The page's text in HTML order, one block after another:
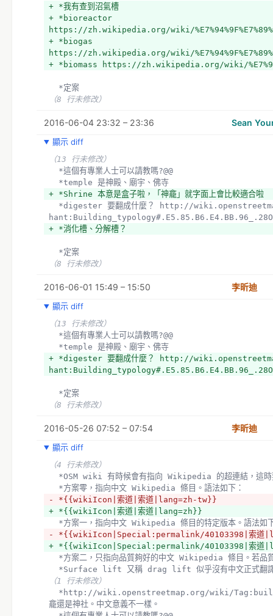
+ *我有查到沼氣槽
+ *bioreactor
https://zh.wikipedia.org/wiki/
+ *biogas
https://zh.wikipedia.org/wiki/
+ *biomass https://zh.wikipedia.org/wiki/
  *定案
（8 行未修改）
2016-06-04 23:32 – 23:36 Sean
顯示 diff
（13 行未修改）
  *這個有專業人士可以請教嗎?@@
  *temple 是神殿、廟宇、佛寺
+ *Shrine 本意是盒子啦，「神龕」就字面上會比較適合啦
+ *消化槽、分解槽？
  *定案
（8 行未修改）
2016-06-01 15:49 – 15:50 李昕迪
顯示 diff
（13 行未修改）
  *這個有專業人士可以請教嗎?@@
  *temple 是神殿、廟宇、佛寺
+ *digester 要翻成什麼？ http://
  *定案
（8 行未修改）
2016-05-26 07:52 – 07:54 李昕迪
顯示 diff
（4 行未修改）
*OSM wiki 有時候會有指向 Wikipedia 的超連結，這
  *方案零，指向中文 Wikipedia 條目。語法如下：
- *{{wikiIcon|索道|索道|lang=zh-tw}}
+ *{{wikiIcon|索道|索道|lang=zh}}
*方案一，指向中文 Wikipedia 條目的特定版本。語法如
- *{{wikiIcon|Special:permalink/40103398|索道
+ *{{wikiIcon|Special:permalink/40103398|索道
*方案二，只指向品質夠好的中文 Wikipedia 條目。若品
*Surface lift 又稱 drag lift 似乎沒有中文正式翻
（1 行未修改）
龕還是神社。中文意義不一樣。